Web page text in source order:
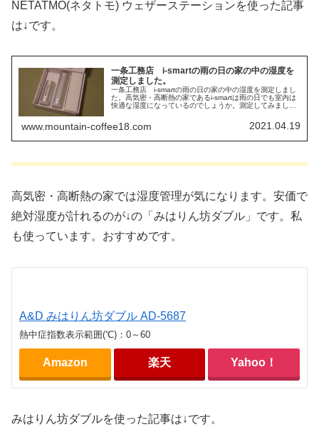
NETATMO(ネタトモ) ウェザーステーションを使った記事
は↓です。
一条工務店 i-smartの雨の日の家の中の湿度を
測定しました。
一条工務店 i-smartの雨の日の家の中の湿度を測定しまし
た。高気密・高断熱の家であるi-smartは雨の日でも室内は
快適な湿度になっているのでしょうか。測定してみまし
www.mountain-coffee18.com 2021.04.19
高気密・高断熱の家では湿度管理が気になります。安価で
絶対湿度が計れるのが↓の「みはりん坊ダブル」です。私
も使っています。おすすめです。
A&D みはりん坊ダブル AD-5687
熱中症指数表示範囲(℃)：0～60
Amazon 楽天 Yahoo！
みはりん坊ダブルを使った記事は↓です。